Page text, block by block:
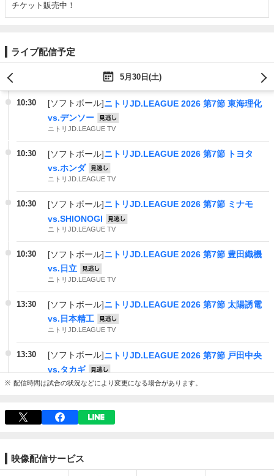
チケット販売中！
ライブ配信予定
5月30日(土)
10:30 [ソフトボール]ニトリJD.LEAGUE 2026 第7節 東海理化
vs.デンソー
ニトリJD.LEAGUE TV
10:30 [ソフトボール]ニトリJD.LEAGUE 2026 第7節 トヨタ
vs.ホンダ
ニトリJD.LEAGUE TV
10:30 [ソフトボール]ニトリJD.LEAGUE 2026 第7節 ミナモ
vs.SHIONOGI
ニトリJD.LEAGUE TV
10:30 [ソフトボール]ニトリJD.LEAGUE 2026 第7節 豊田織機
vs.日立
ニトリJD.LEAGUE TV
13:30 [ソフトボール]ニトリJD.LEAGUE 2026 第7節 太陽誘電
vs.日本精工
ニトリJD.LEAGUE TV
13:30 [ソフトボール]ニトリJD.LEAGUE 2026 第7節 戸田中央
vs.タカギ
ニトリJD.LEAGUE TV
ルディングス vs.ビックカメラ高崎
13:40 [ソフトボール]
伊予銀行
見逃し
配信時間は試合の状況などにより変更になる場合があります。
映像配信サービス